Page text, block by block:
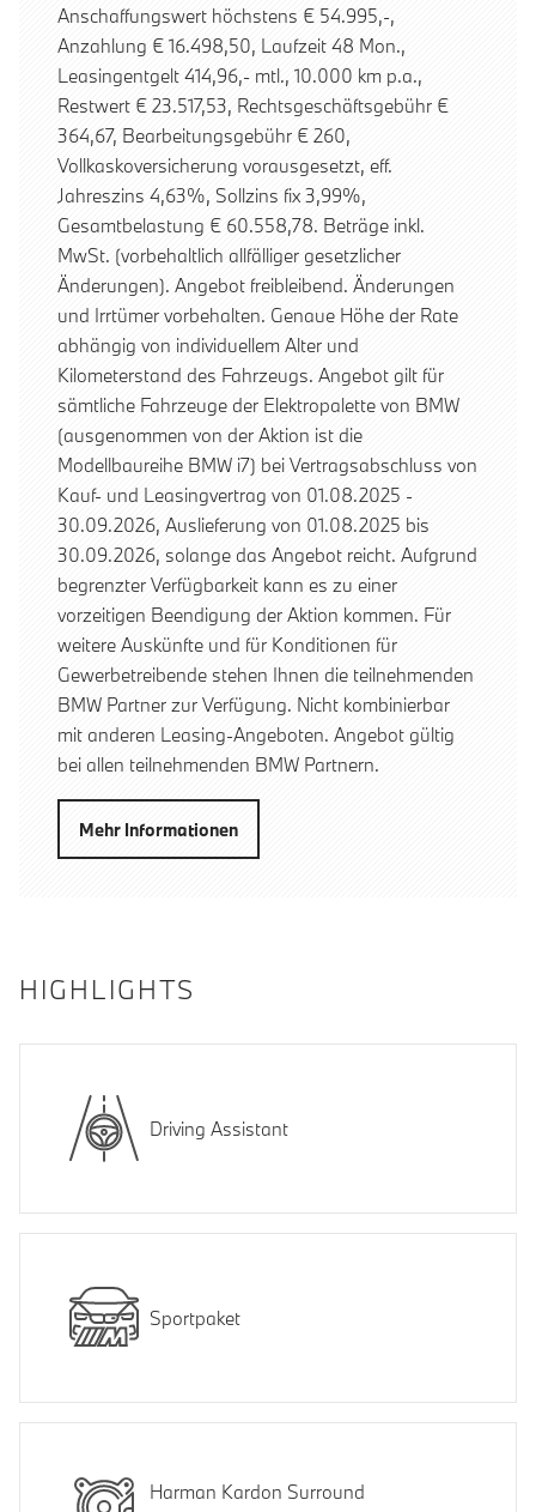
Anschaffungswert höchstens € 54.995,-,
Anzahlung € 16.498,50, Laufzeit 48 Mon.,
Leasingentgelt 414,96,- mtl., 10.000 km p.a.,
Restwert € 23.517,53, Rechtsgeschäftsgebühr €
364,67, Bearbeitungsgebühr € 260,
Vollkaskoversicherung vorausgesetzt, eff.
Jahreszins 4,63%, Sollzins fix 3,99%,
Gesamtbelastung € 60.558,78. Beträge inkl.
MwSt. (vorbehaltlich allfälliger gesetzlicher
Änderungen). Angebot freibleibend. Änderungen
und Irrtümer vorbehalten. Genaue Höhe der Rate
abhängig von individuellem Alter und
Kilometerstand des Fahrzeugs. Angebot gilt für
sämtliche Fahrzeuge der Elektropalette von BMW
(ausgenommen von der Aktion ist die
Modellbaureihe BMW i7) bei Vertragsabschluss von
Kauf- und Leasingvertrag von 01.08.2025 -
30.09.2026, Auslieferung von 01.08.2025 bis
30.09.2026, solange das Angebot reicht. Aufgrund
begrenzter Verfügbarkeit kann es zu einer
vorzeitigen Beendigung der Aktion kommen. Für
weitere Auskünfte und für Konditionen für
Gewerbetreibende stehen Ihnen die teilnehmenden
BMW Partner zur Verfügung. Nicht kombinierbar
mit anderen Leasing-Angeboten. Angebot gültig
bei allen teilnehmenden BMW Partnern.
Mehr Informationen
HIGHLIGHTS
Driving Assistant
Sportpaket
Harman Kardon Surround